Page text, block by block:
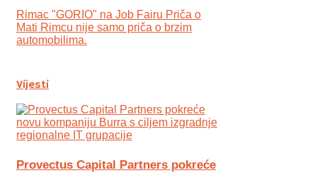
Rimac "GORIO" na Job Fairu Priča o
Mati Rimcu nije samo priča o brzim
automobilima.
Vijesti
Provectus Capital Partners pokreće